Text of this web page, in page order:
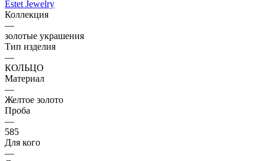
Estet Jewelry
Коллекция
—
золотые украшения
Тип изделия
—
КОЛЬЦО
Материал
—
Желтое золото
Проба
—
585
Для кого
—